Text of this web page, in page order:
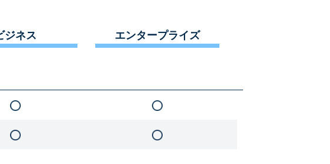
ジネス エンタープライズ